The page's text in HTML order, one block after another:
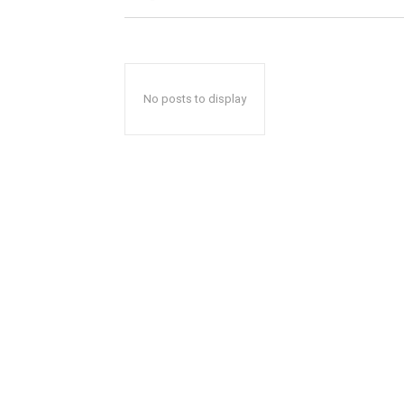
No posts to display